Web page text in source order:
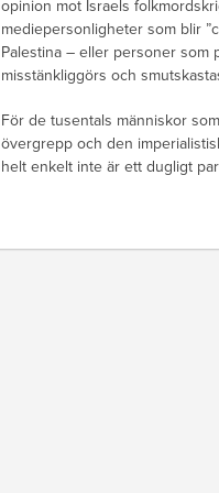
opinion mot Israels
mediepersonligheter som blir
Palestina – eller personer
misstänkliggörs och
För de tusentals människor
övergrepp och den
helt enkelt inte är ett dugligt